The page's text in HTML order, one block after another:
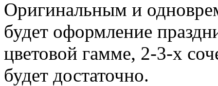
Оригинальным и
будет оформление
цветовой гамме, 2-3-х
будет достаточно.